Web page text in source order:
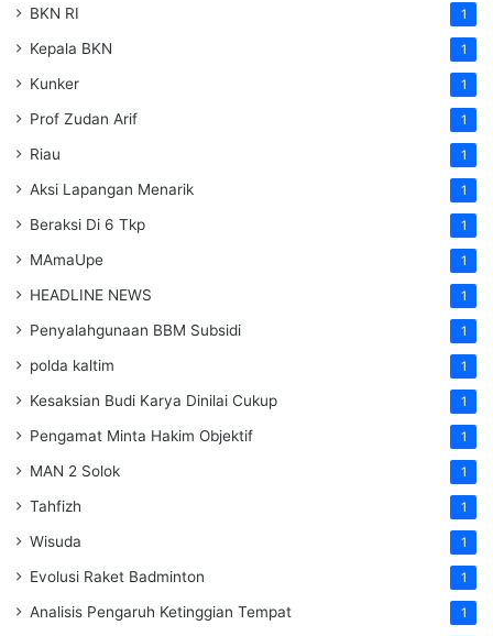
BKN RI 1
Kepala BKN 1
Kunker 1
Prof Zudan Arif 1
Riau 1
Aksi Lapangan Menarik 1
Beraksi Di 6 Tkp 1
MAmaUpe 1
HEADLINE NEWS 1
Penyalahgunaan BBM Subsidi 1
polda kaltim 1
Kesaksian Budi Karya Dinilai Cukup 1
Pengamat Minta Hakim Objektif 1
MAN 2 Solok 1
Tahfizh 1
Wisuda 1
Evolusi Raket Badminton 1
Analisis Pengaruh Ketinggian Tempat 1